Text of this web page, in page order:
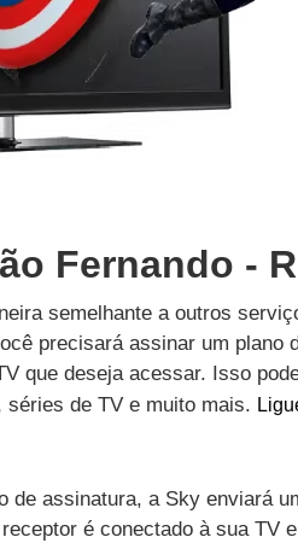
Fernando -
semelhante a outros
precisará assinar um plano
que deseja acessar. Isso
de TV e muito mais.
de assinatura, a Sky enviará
é conectado à sua TV